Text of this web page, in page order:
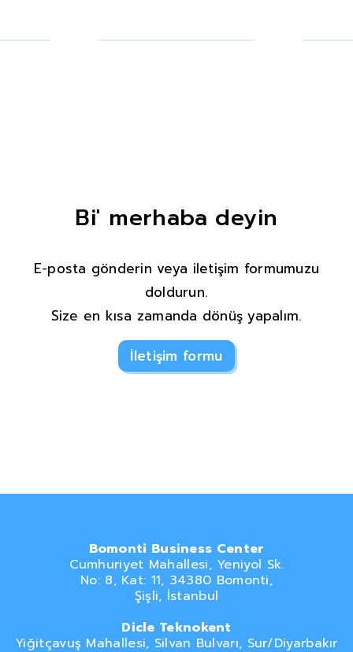
Bi' merhaba deyin
E-posta gönderin veya iletişim formumuzu
doldurun.
Size en kısa zamanda dönüş yapalım.
İletişim formu
Bomonti Business Center
Cumhuriyet Mahallesi, Yeniyol Sk.
No: 8, Kat: 11, 34380 Bomonti,
Şişli, İstanbul
Dicle Teknokent
Yiğitçavuş Mahallesi, Silvan Bulvarı, Sur/Diyarbakır